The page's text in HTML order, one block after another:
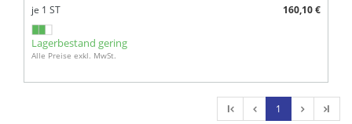
je 1 ST 160,10 €
Lagerbestand gering
Alle Preise exkl. MwSt.
l 1 l